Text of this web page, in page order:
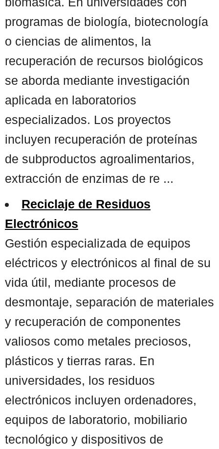
programas de biología, biotecnología
o ciencias de alimentos, la
recuperación de recursos biológicos
se aborda mediante investigación
aplicada en laboratorios
especializados. Los proyectos
incluyen recuperación de proteínas
de subproductos agroalimentarios,
extracción de enzimas de re ...
Reciclaje de Residuos
Electrónicos
Gestión especializada de equipos
eléctricos y electrónicos al final de su
vida útil, mediante procesos de
desmontaje, separación de materiales
y recuperación de componentes
valiosos como metales preciosos,
plásticos y tierras raras. En
universidades, los residuos
electrónicos incluyen ordenadores,
equipos de laboratorio, mobiliario
tecnológico y dispositivos de